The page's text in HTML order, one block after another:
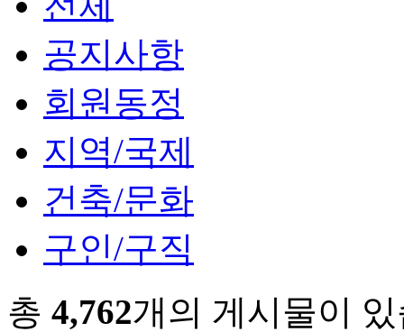
공지사항
회원동정
지역/국제
건축/문화
구인/구직
총 4,762개의 게시물이